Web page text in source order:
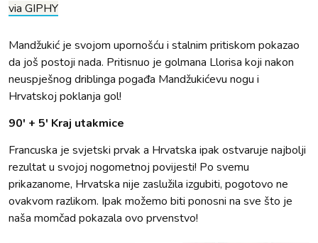
via GIPHY
Mandžukić je svojom upornošću i stalnim pritiskom pokazao
da još postoji nada. Pritisnuo je golmana Llorisa koji nakon
neuspješnog driblinga pogađa Mandžukićevu nogu i
Hrvatskoj poklanja gol!
90' + 5' Kraj utakmice
Francuska je svjetski prvak a Hrvatska ipak ostvaruje najbolji
rezultat u svojoj nogometnoj povijesti! Po svemu
prikazanome, Hrvatska nije zaslužila izgubiti, pogotovo ne
ovakvom razlikom. Ipak možemo biti ponosni na sve što je
naša momčad pokazala ovo prvenstvo!